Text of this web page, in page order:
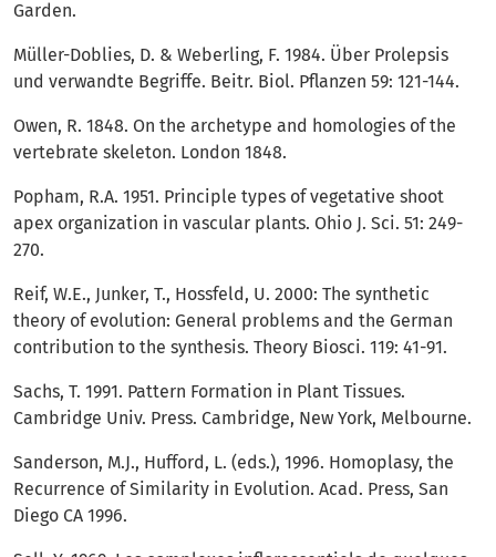
Garden.
Müller-Doblies, D. & Weberling, F. 1984. Über Prolepsis
und verwandte Begriffe. Beitr. Biol. Pflanzen 59: 121-144.
Owen, R. 1848. On the archetype and homologies of the
vertebrate skeleton. London 1848.
Popham, R.A. 1951. Principle types of vegetative shoot
apex organization in vascular plants. Ohio J. Sci. 51: 249-
270.
Reif, W.E., Junker, T., Hossfeld, U. 2000: The synthetic
theory of evolution: General problems and the German
contribution to the synthesis. Theory Biosci. 119: 41-91.
Sachs, T. 1991. Pattern Formation in Plant Tissues.
Cambridge Univ. Press. Cambridge, New York, Melbourne.
Sanderson, M.J., Hufford, L. (eds.), 1996. Homoplasy, the
Recurrence of Similarity in Evolution. Acad. Press, San
Diego CA 1996.